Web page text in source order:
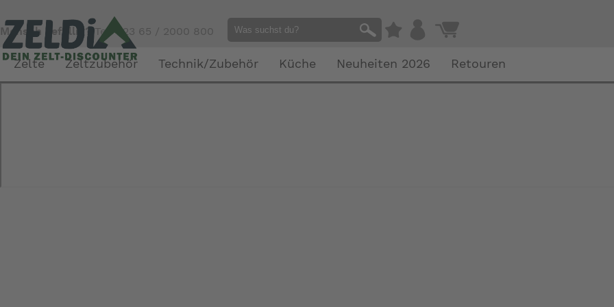
Mensch gefällig? Tel. 023 65 / 2000 800
Zelte Zeltzubehör Technik/Zubehör Küche Neuheiten 2026 Retouren